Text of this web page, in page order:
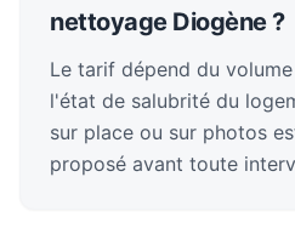
nettoyage Diogène ?
Le tarif dépend du
l'état de salubrité du
sur place ou sur photos
proposé avant toute